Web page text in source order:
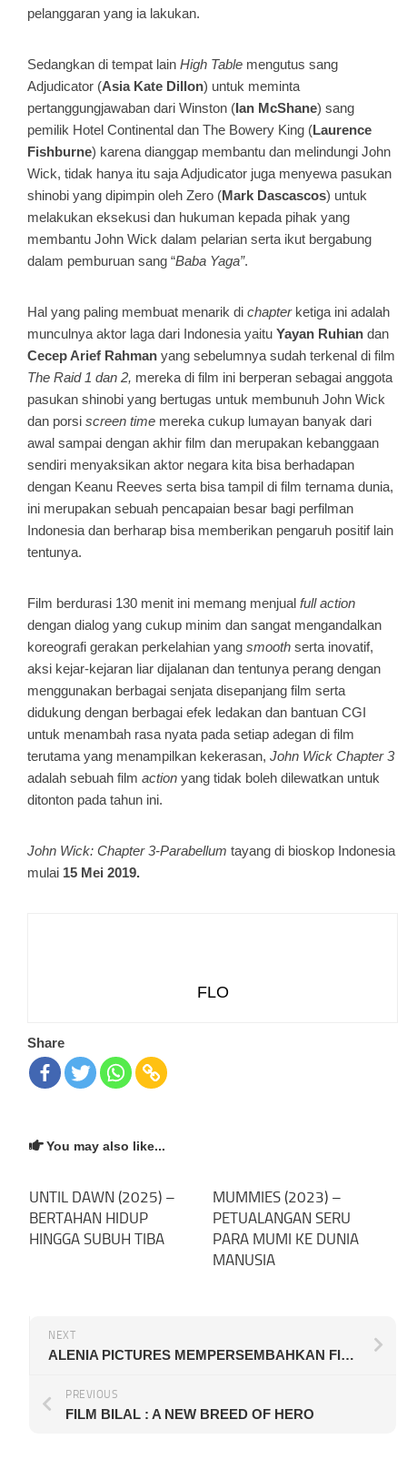
pelanggaran yang ia lakukan.
Sedangkan di tempat lain High Table mengutus sang
Adjudicator (Asia Kate Dillon) untuk meminta
pertanggungjawaban dari Winston (Ian McShane) sang
pemilik Hotel Continental dan The Bowery King (Laurence
Fishburne) karena dianggap membantu dan melindungi John
Wick, tidak hanya itu saja Adjudicator juga menyewa pasukan
shinobi yang dipimpin oleh Zero (Mark Dascascos) untuk
melakukan eksekusi dan hukuman kepada pihak yang
membantu John Wick dalam pelarian serta ikut bergabung
dalam pemburuan sang “Baba Yaga”.
Hal yang paling membuat menarik di chapterketiga ini adalah
munculnya aktor laga dari Indonesia yaitu Yayan Ruhian dan
Cecep Arief Rahman yang sebelumnya sudah terkenal di film
The Raid 1 dan 2, mereka di film ini berperan sebagai anggota
pasukan shinobi yang bertugas untuk membunuh John Wick
dan porsi screen time mereka cukup lumayan banyak dari
awal sampai dengan akhir film dan merupakan kebanggaan
sendiri menyaksikan aktor negara kita bisa berhadapan
dengan Keanu Reeves serta bisa tampil di film ternama dunia,
ini merupakan sebuah pencapaian besar bagi perfilman
Indonesia dan berharap bisa memberikan pengaruh positif lain
tentunya.
Film berdurasi 130 menit ini memang menjual full action
dengan dialog yang cukup minim dan sangat mengandalkan
koreografi gerakan perkelahian yang smooth serta inovatif,
aksi kejar-kejaran liar dijalanan dan tentunya perang dengan
menggunakan berbagai senjata disepanjang film serta
didukung dengan berbagai efek ledakan dan bantuan CGI
untuk menambah rasa nyata pada setiap adegan di film
terutama yang menampilkan kekerasan, John Wick Chapter 3
adalah sebuah film action yang tidak boleh dilewatkan untuk
ditonton pada tahun ini.
John Wick: Chapter 3-Parabellum tayang di bioskop Indonesia
mulai 15 Mei 2019.
FLO
Share
You may also like...
UNTIL DAWN (2025) –
BERTAHAN HIDUP
HINGGA SUBUH TIBA
MUMMIES (2023) –
PETUALANGAN SERU
PARA MUMI KE DUNIA
MANUSIA
NEXT
ALENIA PICTURES MEMPERSEMBAHKAN FILM ‘RUMAH MERAH PUTIH’ KISAH KECINTAAN TANAH AIR ANAK-ANAK PERBATASAN INDONESIA
PREVIOUS
FILM BILAL : A NEW BREED OF HERO